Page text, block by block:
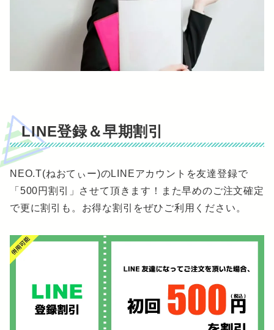
LINE登録＆早期割引
NEO.T(ねおてぃー)のLINEアカウントを友達登録で
「500円割引」させて頂きます！また早めのご注文確定
で更に割引も。お得な割引をぜひご利用ください。